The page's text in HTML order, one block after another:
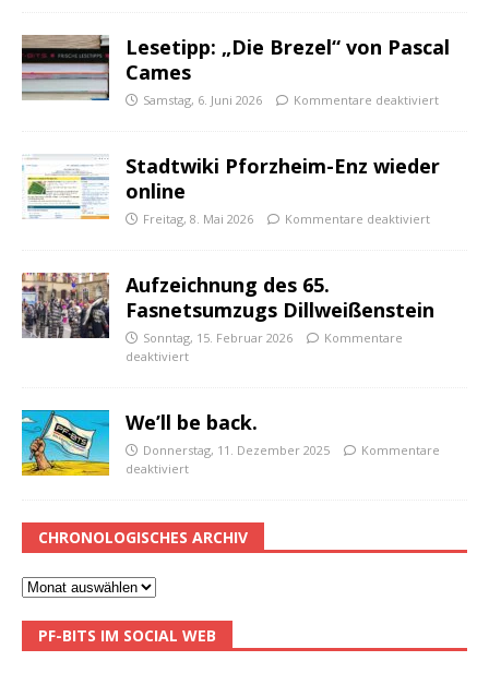
Lesetipp: „Die Brezel“ von Pascal
Cames
Samstag, 6. Juni 2026 Kommentare deaktiviert
Stadtwiki Pforzheim-Enz wieder
online
Freitag, 8. Mai 2026 Kommentare deaktiviert
Aufzeichnung des 65.
Fasnetsumzugs Dillweißenstein
Sonntag, 15. Februar 2026
Kommentare
deaktiviert
We’ll be back.
Donnerstag, 11. Dezember 2025
Kommentare
deaktiviert
CHRONOLOGISCHES ARCHIV
PF-BITS IM SOCIAL WEB